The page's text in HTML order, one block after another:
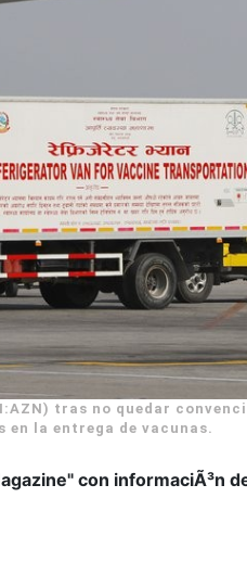
tras no quedar
la entrega de vacunas.
con informaciÃ³n